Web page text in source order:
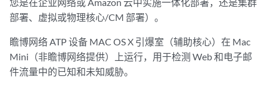
部署、虚拟或物理核心/CM 部署）。
瞻博网络 ATP 设备 MAC OS X 引爆室（辅助核心）在 Mac
Mini（非瞻博网络提供）上运行，用于检测 Web 和电子邮
件流量中的已知和未知威胁。